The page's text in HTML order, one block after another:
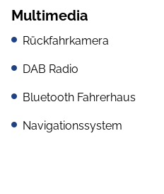
Multimedia
Rückfahrkamera
DAB Radio
Bluetooth Fahrerhaus
Navigationssystem